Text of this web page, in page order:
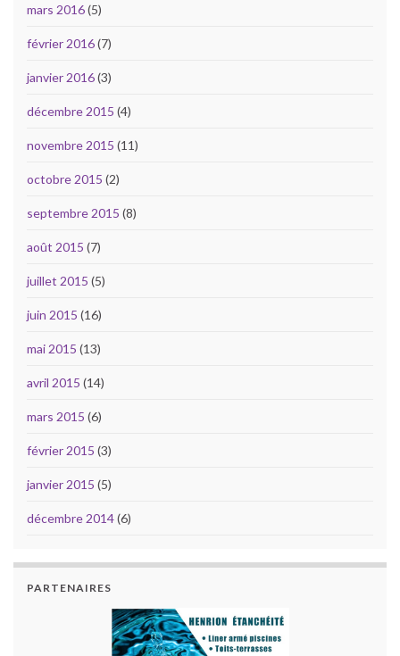
mars 2016(5)
février 2016(7)
janvier 2016(3)
décembre 2015 (4)
novembre 2015 (11)
octobre 2015 (2)
septembre 2015 (8)
août 2015 (7)
juillet 2015 (5)
juin 2015 (16)
mai 2015 (13)
avril 2015 (14)
mars 2015 (6)
février 2015 (3)
janvier 2015 (5)
décembre 2014(6)
PARTENAIRES